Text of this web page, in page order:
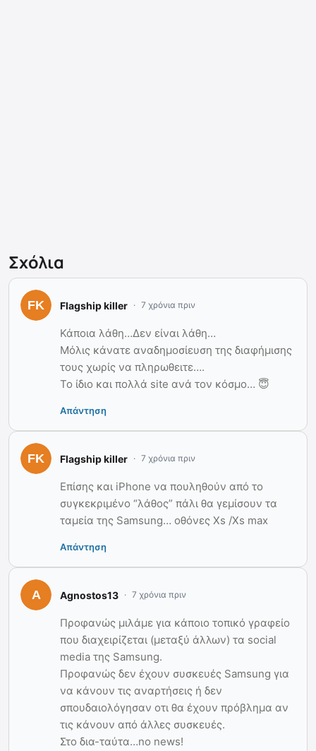
Σχόλια
Flagship killer 7 χρόνια πριν
Κάποια λάθη…Δεν είναι λάθη…
Μόλις κάνατε αναδημοσίευση της διαφήμισης
τους χωρίς να πληρωθειτε….
Το ίδιο και πολλά site ανά τον κόσμο… 😇
Απάντηση
Flagship killer 7 χρόνια πριν
Επίσης και iPhone να πουληθούν από το
συγκεκριμένο “λάθος” πάλι θα γεμίσουν τα
ταμεία της Samsung… οθόνες Xs /Xs max
Απάντηση
Agnostos13 7 χρόνια πριν
Προφανώς μιλάμε για κάποιο τοπικό γραφείο
που διαχειρίζεται (μεταξύ άλλων) τα social
media της Samsung.
Προφανώς δεν έχουν συσκευές Samsung για
να κάνουν τις αναρτήσεις ή δεν
σπουδαιολόγησαν οτι θα έχουν πρόβλημα αν
τις κάνουν από άλλες συσκευές.
Στο δια-ταύτα…no news!